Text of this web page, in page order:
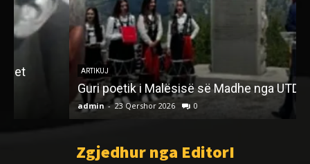
Guri poetik i Malësisë së Madhe nga UTD
23 Qershor 2026 0
Zgjedhur nga EditorI